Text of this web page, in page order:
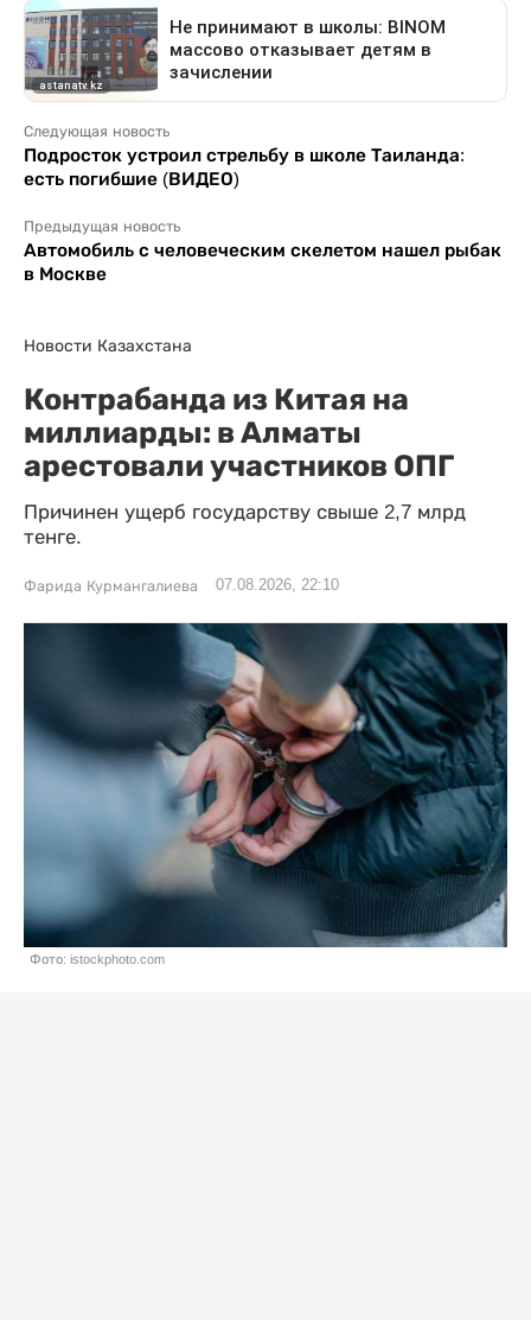
Следующая новость
Подросток устроил стрельбу в школе Таиланда:
есть погибшие (ВИДЕО)
Предыдущая новость
Автомобиль с человеческим скелетом нашел рыбак
в Москве
Новости Казахстана
Контрабанда из Китая на
миллиарды: в Алматы
арестовали участников ОПГ
Причинен ущерб государству свыше 2,7 млрд
тенге.
Фарида Курмангалиева 07.08.2026, 22:10
Фото: istockphoto.com